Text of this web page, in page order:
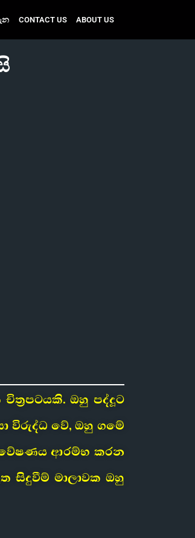
CONTACT US ABOUT US
ඔහු පද්දූට
විරුද්ධ වේ, ඔහු ගමේ
ආරම්භ කරන
සිදුවීම් මාලාවක ඔහු